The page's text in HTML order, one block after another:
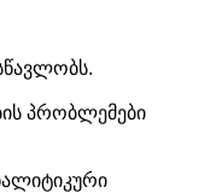
პრობლემები